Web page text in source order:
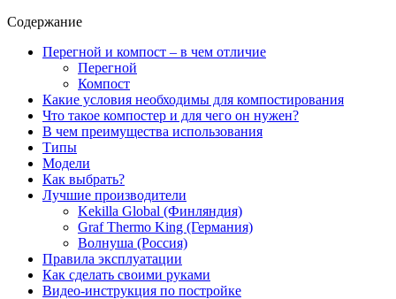
Содержание
Перегной и компост – в чем отличие
Перегной
Компост
Какие условия необходимы для компостирования
Что такое компостер и для чего он нужен?
В чем преимущества использования
Типы
Модели
Как выбрать?
Лучшие производители
Kekilla Global (Финляндия)
Graf Thermo King (Германия)
Волнуша (Россия)
Правила эксплуатации
Как сделать своими руками
Видео-инструкция по постройке